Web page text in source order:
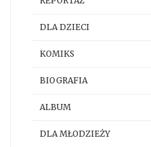
DLA DZIECI
KOMIKS
BIOGRAFIA
ALBUM
DLA MŁODZIEŻY